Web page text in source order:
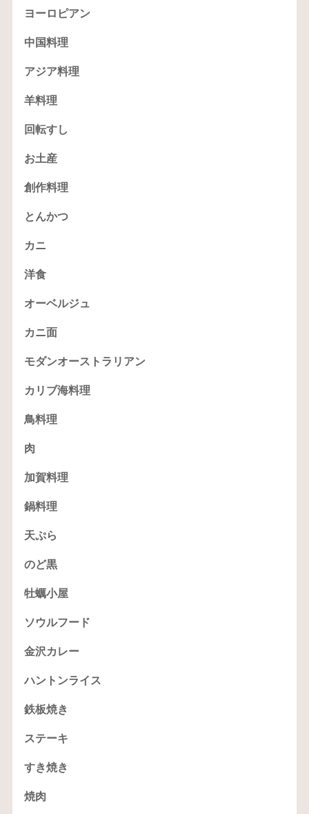
ヨーロピアン
中国料理
アジア料理
羊料理
回転すし
お土産
創作料理
とんかつ
カニ
洋食
オーベルジュ
カニ面
モダンオーストラリアン
カリブ海料理
鳥料理
肉
加賀料理
鍋料理
天ぷら
のど黒
牡蠣小屋
ソウルフード
金沢カレー
ハントンライス
鉄板焼き
ステーキ
すき焼き
焼肉